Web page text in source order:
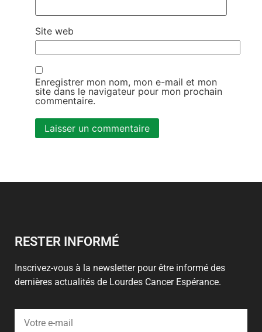
Site web
Enregistrer mon nom, mon e-mail et mon
site dans le navigateur pour mon prochain
commentaire.
RESTER INFORMÉ
Inscrivez-vous à la newsletter pour être informé des
dernières actualités de Lourdes Cancer Espérance.